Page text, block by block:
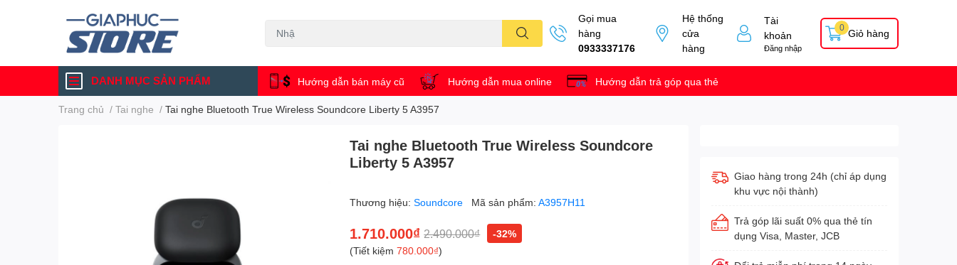
Gọi mua
hàng
0933337176
Hệ thống
cửa
hàng
Tài
khoản
Đăng nhập
Giỏ hàng
0
DANH MỤC SẢN PHẨM Hướng dẫn bán máy cũ Hướng dẫn mua online Hướng dẫn trả góp qua thẻ
Trang chủ / Tai nghe / Tai nghe Bluetooth True Wireless Soundcore Liberty 5 A3957
Tai nghe Bluetooth True Wireless Soundcore
Liberty 5 A3957
Thương hiệu:Soundcore Mã sản phẩm:A3957H11
1.710.000₫ 2.490.000₫
-32%
(Tiết kiệm780.000₫)
Giao hàng trong 24h (chỉ áp dụng
khu vực nội thành)
Trả góp lãi suất 0% qua thẻ tín
dụng Visa, Master, JCB